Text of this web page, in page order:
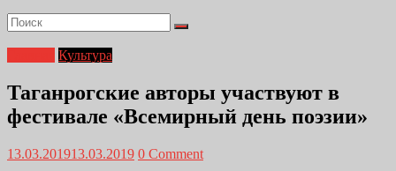
Культура
Таганрогские авторы участвуют в
фестивале «Всемирный день поэзии»
13.03.201913.03.2019 0 Comment